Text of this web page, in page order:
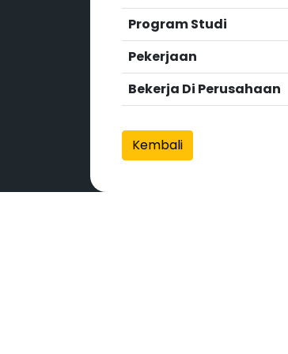
Program Studi
Pekerjaan
Bekerja Di Perusahaan
Kembali